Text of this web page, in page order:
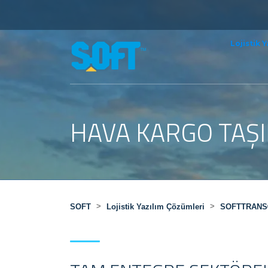
Lojistik
HAVA KARGO
SOFT > Lojistik Yazılım Çözümleri >